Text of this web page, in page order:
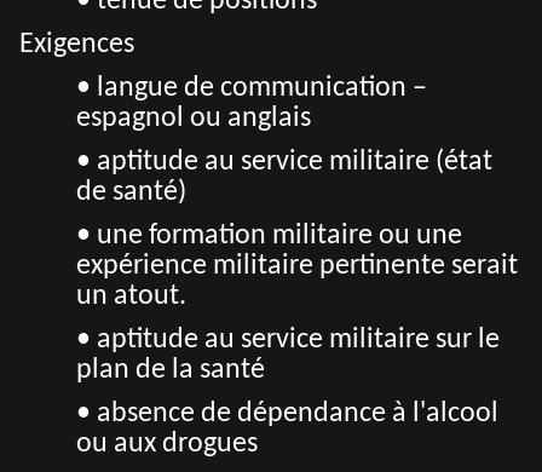
Exigences
• langue de communication –
espagnol ou anglais
• aptitude au service militaire (état
de santé)
• une formation militaire ou une
expérience militaire pertinente serait
un atout.
• aptitude au service militaire sur le
plan de la santé
• absence de dépendance à l'alcool
ou aux drogues